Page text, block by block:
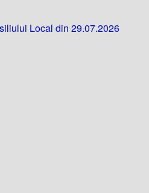
Local din 29.07.2026